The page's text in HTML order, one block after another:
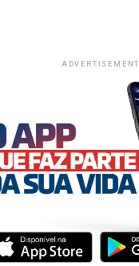
ADVERTISEMENT